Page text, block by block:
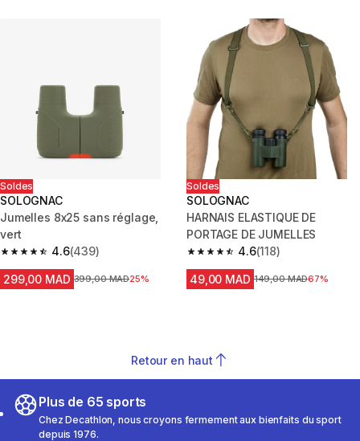
Soldes
SOLOGNAC
Jumelles 8x25 sans réglage,
vert
4.6
4.6 out of 5 stars from 439 reviews
(439)
299,00 MAD Prix avant la réduction
399,00 MAD25%
Soldes
SOLOGNAC
HARNAIS ELASTIQUE DE
PORTAGE DE JUMELLES
4.6
4.6 out of 5 stars from 118
(118)
49,00 MAD Prix avant la réduction
149,00 MAD67%
Retour en haut
Plus de 65 sports
Chez Decathlon, nous croyons fermement aux bienfaits du sport
depuis 1976.